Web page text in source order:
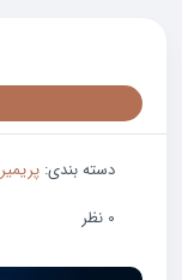
دسته بندی: پریمیر
0 نظر